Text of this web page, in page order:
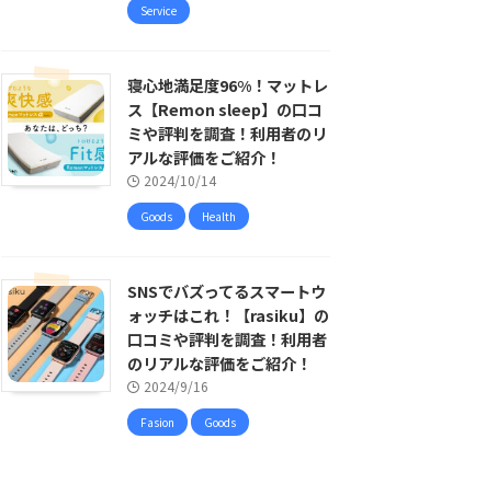
Service
寝心地満足度96%！マットレ
ス【Remon sleep】の口コ
ミや評判を調査！利用者のリ
アルな評価をご紹介！
2024/10/14
Goods Health
SNSでバズってるスマートウ
ォッチはこれ！【rasiku】の
口コミや評判を調査！利用者
のリアルな評価をご紹介！
2024/9/16
Fasion Goods